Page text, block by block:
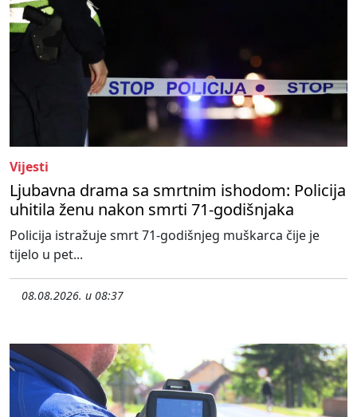
Vijesti
Ljubavna drama sa smrtnim ishodom: Policija
uhitila ženu nakon smrti 71-godišnjaka
Policija istražuje smrt 71-godišnjeg muškarca čije je
tijelo u pet...
08.08.2026. u 08:37